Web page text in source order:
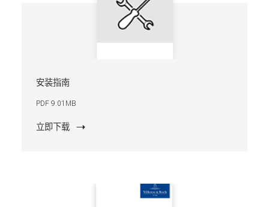
安装指南
PDF 9.01MB
立即下载